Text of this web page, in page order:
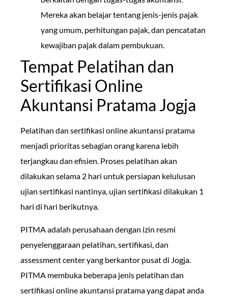
Mereka akan belajar tentang jenis-jenis pajak
yang umum, perhitungan pajak, dan pencatatan
kewajiban pajak dalam pembukuan.
Tempat Pelatihan dan
Sertifikasi Online
Akuntansi Pratama Jogja
Pelatihan dan sertifikasi online akuntansi pratama
menjadi prioritas sebagian orang karena lebih
terjangkau dan efisien. Proses pelatihan akan
dilakukan selama 2 hari untuk persiapan kelulusan
ujian sertifikasi nantinya, ujian sertifikasi dilakukan 1
hari di hari berikutnya.
PITMA adalah perusahaan dengan izin resmi
penyelenggaraan pelatihan, sertifikasi, dan
assessment center yang berkantor pusat di Jogja.
PITMA membuka beberapa jenis pelatihan dan
sertifikasi online akuntansi pratama yang dapat anda